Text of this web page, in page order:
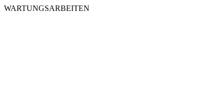
WARTUNGSARBEITEN